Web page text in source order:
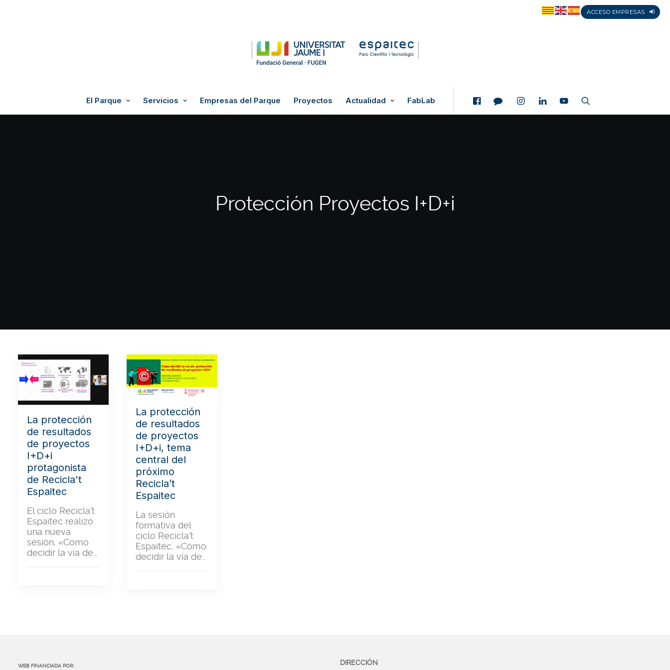
ACCESO EMPRESAS
El Parque Servicios Empresas del Parque Proyectos Actualidad FabLab
Protección Proyectos I+D+i
La protección
de resultados
de proyectos
I+D+i
protagonista
de Recicla't
Espaitec
El ciclo Recicla’t
Espaitec realizó
una nueva
sesión, «Cómo
decidir la vía de…
La protección
de resultados
de proyectos
I+D+i, tema
central del
próximo
Recicla’t
Espaitec
La sesión
formativa del
ciclo Recicla’t
Espaitec, «Cómo
decidir la vía de…
WEB FINANCIADA POR:
DIRECCIÓN